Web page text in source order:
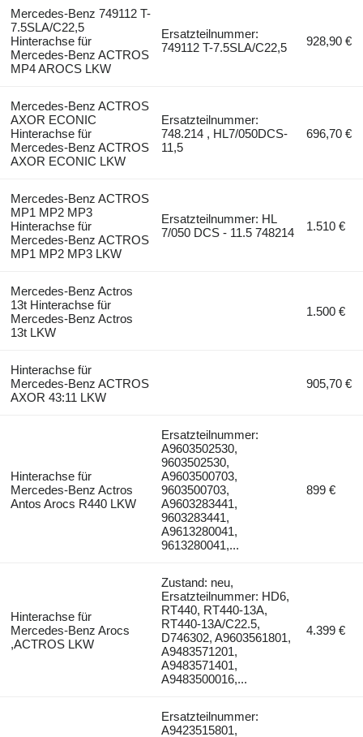
Mercedes-Benz 749112 T-
7.5SLA/C22,5
Hinterachse für
Mercedes-Benz ACTROS
MP4 AROCS LKW
Ersatzteilnummer:
749112 T-7.5SLA/C22,5
928,90 €
Mercedes-Benz ACTROS
AXOR ECONIC
Hinterachse für
Mercedes-Benz ACTROS
AXOR ECONIC LKW
Ersatzteilnummer:
748.214 , HL7/050DCS-
11,5
696,70 €
Mercedes-Benz ACTROS
MP1 MP2 MP3
Hinterachse für
Mercedes-Benz ACTROS
MP1 MP2 MP3 LKW
Ersatzteilnummer: HL
7/050 DCS - 11.5 748214
1.510 €
Mercedes-Benz Actros
13t Hinterachse für
Mercedes-Benz Actros
13t LKW
1.500 €
Hinterachse für
Mercedes-Benz ACTROS
AXOR 43:11 LKW
905,70 €
Hinterachse für
Mercedes-Benz Actros
Antos Arocs R440 LKW
Ersatzteilnummer:
A9603502530,
9603502530,
A9603500703,
9603500703,
A9603283441,
9603283441,
A9613280041,
9613280041,...
899 €
Hinterachse für
Mercedes-Benz Arocs
,ACTROS LKW
Zustand: neu,
Ersatzteilnummer: HD6,
RT440, RT440-13A,
RT440-13A/C22.5,
D746302, A9603561801,
A9483571201,
A9483571401,
A9483500016,...
4.399 €
Ersatzteilnummer:
A9423515801,